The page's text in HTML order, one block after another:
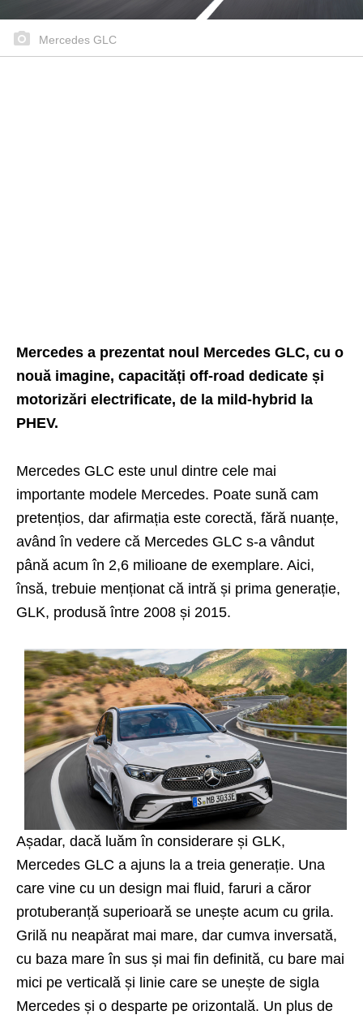
Mercedes GLC
Mercedes a prezentat noul Mercedes GLC, cu o
nouă imagine, capacități off-road dedicate și
motorizări electrificate, de la mild-hybrid la
PHEV.
Mercedes GLC este unul dintre cele mai
importante modele Mercedes. Poate sună cam
pretențios, dar afirmația este corectă, fără nuanțe,
având în vedere că Mercedes GLC s-a vândut
până acum în 2,6 milioane de exemplare. Aici,
însă, trebuie menționat că intră și prima generație,
GLK, produsă între 2008 și 2015.
Așadar, dacă luăm în considerare și GLK,
Mercedes GLC a ajuns la a treia generație. Una
care vine cu un design mai fluid, faruri a căror
protuberanță superioară se unește acum cu grila.
Grilă nu neapărat mai mare, dar cumva inversată,
cu baza mare în sus și mai fin definită, cu bare mai
mici pe verticală și linie care se unește de sigla
Mercedes și o desparte pe orizontală. Un plus de